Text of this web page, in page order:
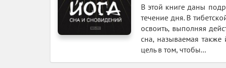
В этой книге даны
течение дня. В
освоить, выполняя
сна, называемая
цель в том, чтобы...